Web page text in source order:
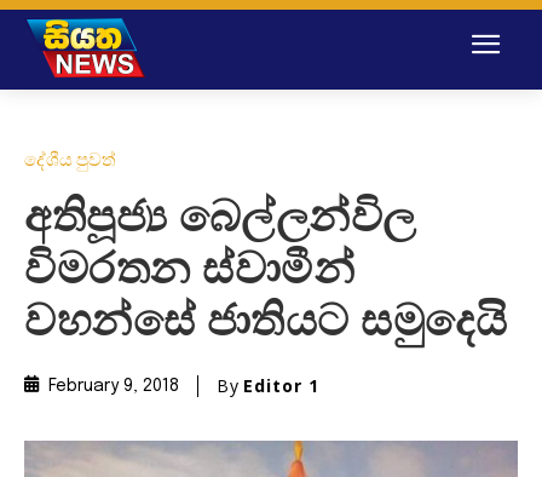
දේශීය පුවත්
අතිපූජ්‍ය බෙල්ලන්විල
විමරතන ස්වාමීන්
වහන්සේ ජාතියට සමුදෙයි
February 9, 2018 By Editor 1